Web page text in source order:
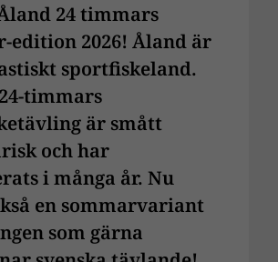
24 timmars
edition 2026! Åland är
sportfiskeland.
timmars
är smått
och har
i många år. Nu
en sommarvariant
som gärna